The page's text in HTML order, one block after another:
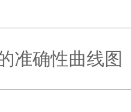
准确性曲线图